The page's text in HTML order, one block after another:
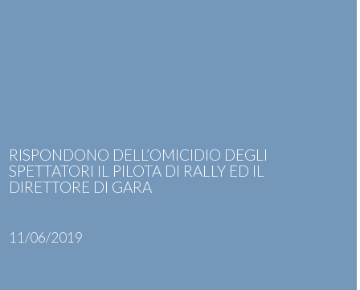
RISPONDONO DELL’OMICIDIO DEGLI
SPETTATORI IL PILOTA DI RALLY ED IL
DIRETTORE DI GARA
11/06/2019